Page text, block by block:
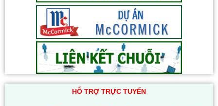
HỖ TRỢ TRỰC TUYẾN